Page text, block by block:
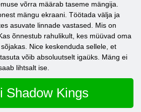
võrra määrab taseme mängija.
mängu ekraani. Töötada välja ja
asuvate linnade vastased. Mis on
õnnestub rahulikult, kes müüvad oma
Nice keskenduda sellele, et
võib absoluutselt igaüks. Mäng ei
lihtsalt ise.
Shadow Kings